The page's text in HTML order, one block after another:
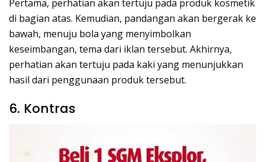
Pertama, perhatian akan tertuju pada produk kosmetik
di bagian atas. Kemudian, pandangan akan bergerak ke
bawah, menuju bola yang menyimbolkan
keseimbangan, tema dari iklan tersebut. Akhirnya,
perhatian akan tertuju pada kaki yang menunjukkan
hasil dari penggunaan produk tersebut.
6. Kontras